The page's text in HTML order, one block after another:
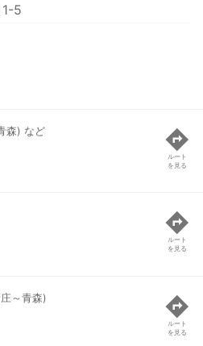
5
森) など
ルート
を見る
ルート
を見る
～青森)
ルート
を見る